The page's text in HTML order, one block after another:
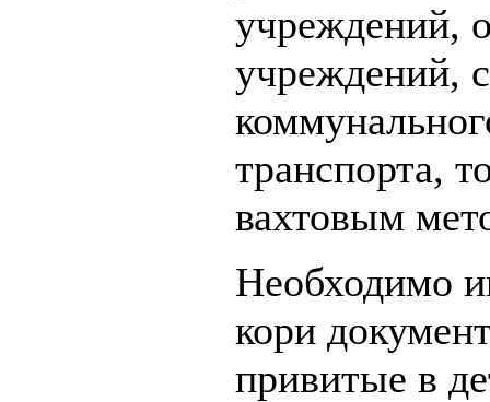
учреждений,
учреждений,
транспорта,
вахтовым
Необходимо
кори
привитые в